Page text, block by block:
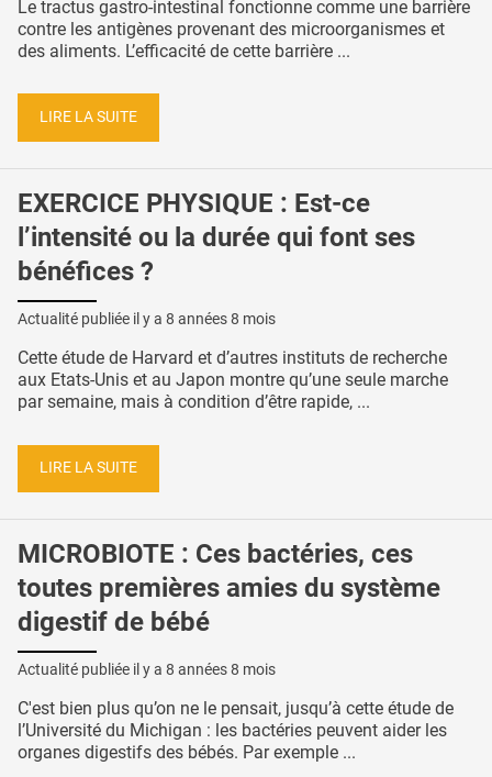
Le tractus gastro-intestinal fonctionne comme une barrière
contre les antigènes provenant des microorganismes et
des aliments. L’efficacité de cette barrière ...
LIRE LA SUITE
EXERCICE PHYSIQUE : Est-ce
l’intensité ou la durée qui font ses
bénéfices ?
Actualité publiée il y a 8 années 8 mois
Cette étude de Harvard et d’autres instituts de recherche
aux Etats-Unis et au Japon montre qu’une seule marche
par semaine, mais à condition d’être rapide, ...
LIRE LA SUITE
MICROBIOTE : Ces bactéries, ces
toutes premières amies du système
digestif de bébé
Actualité publiée il y a 8 années 8 mois
C'est bien plus qu’on ne le pensait, jusqu’à cette étude de
l’Université du Michigan : les bactéries peuvent aider les
organes digestifs des bébés. Par exemple ...